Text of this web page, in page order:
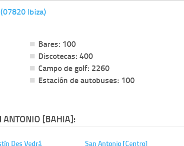
Ibiza)
Bares: 100
Discotecas: 400
Campo de golf: 2260
Estación de autobuses: 100
ANTONIO [BAHIA]:
Des Vedrá
San Antonio [Centro]